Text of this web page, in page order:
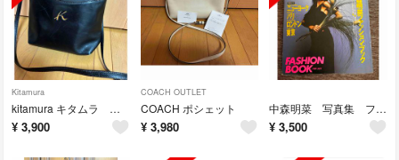
Kitamura
kitamura キタムラ 黒 ショルダー ポシェット
¥ 3,900
COACH OUTLET
COACH ポシェット
¥ 3,980
中森明菜 写真集 ファッション雑誌風1989JULY
¥ 3,500